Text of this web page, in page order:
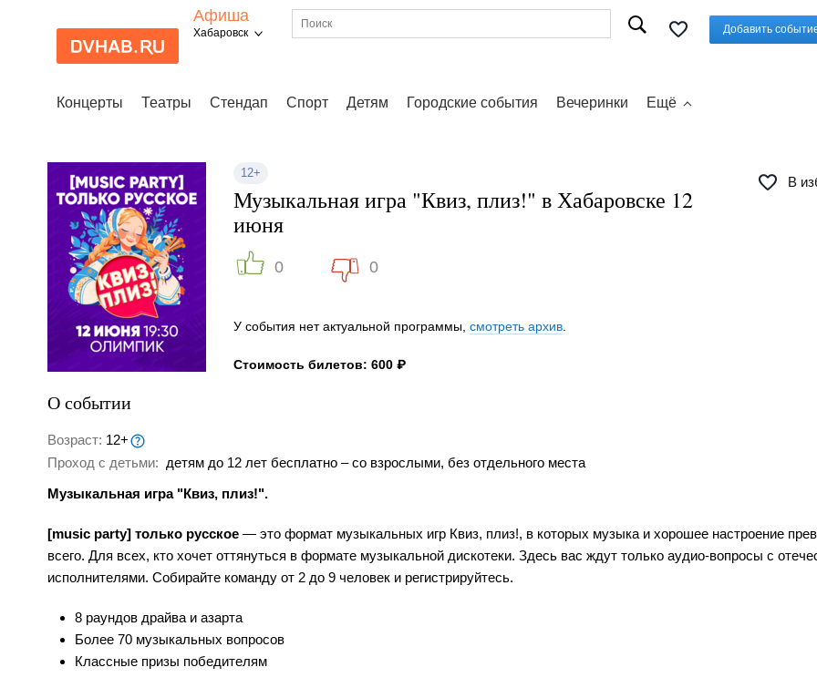
Афиша
Хабаровск Добавить
Концерты Театры Стендап Спорт Детям Городские события Вечеринки Ещё
12+
В
Музыкальная игра "Квиз, плиз!" в Хабаровске 12
июня
0 0
У события нет актуальной программы, смотреть архив
Стоимость билетов: 600 ₽
О событии
Возраст: 12+
Проход с детьми: детям до 12 лет бесплатно – со взрослыми, без отдельного места
Музыкальная игра "Квиз, плиз!".
[music party] только русское — это формат музыкальных игр Квиз, плиз!, в которых музыка и хорошее настроение
всего. Для всех, кто хочет оттянуться в формате музыкальной дискотеки. Здесь вас ждут только аудио-вопросы с
исполнителями. Собирайте команду от 2 до 9 человек и регистрируйтесь.
8 раундов драйва и азарта
Более 70 музыкальных вопросов
Классные призы победителям